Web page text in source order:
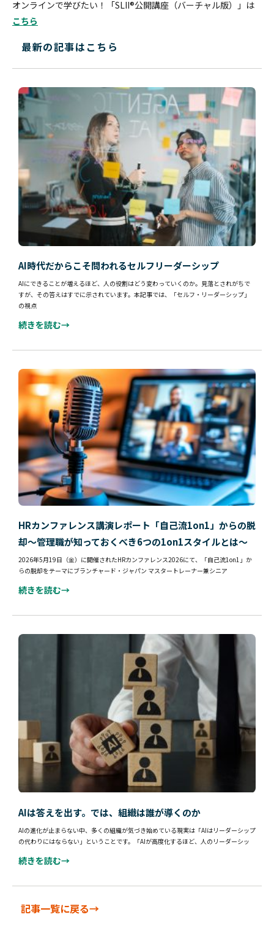
オンラインで学びたい！「SLII®公開講座（バーチャル版）」は
こちら
最新の記事はこちら
AI時代だからこそ問われるセルフリーダーシップ
AIにできることが増えるほど、人の役割はどう変わっていくのか。見落とされがちで
すが、その答えはすでに示されています。本記事では、「セルフ・リーダーシップ」
の視点
続きを読む→
HRカンファレンス講演レポート「自己流1on1」からの脱
却～管理職が知っておくべき6つの1on1スタイルとは～
2026年5月19日（金）に開催されたHRカンファレンス2026にて、「自己流1on1」か
らの脱却をテーマにブランチャード・ジャパン マスタートレーナー兼シニア
続きを読む→
AIは答えを出す。では、組織は誰が導くのか
AIの進化が止まらない中、多くの組織が気づき始めている現実は「AIはリーダーシップ
の代わりにはならない」ということです。「AIが高度化するほど、人のリーダーシッ
続きを読む→
記事一覧に戻る→